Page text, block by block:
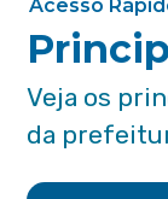
Acesso
Veja os
da